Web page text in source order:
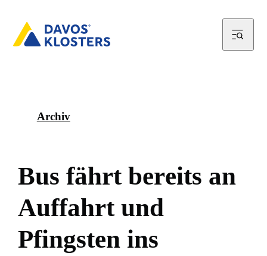
Archiv
Bus fährt bereits an
Auffahrt und
Pfingsten ins